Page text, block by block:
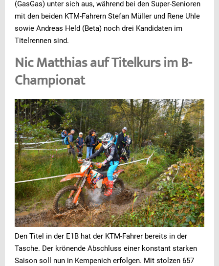
(GasGas) unter sich aus, während bei den Super-Senioren
mit den beiden KTM-Fahrern Stefan Müller und Rene Uhle
sowie Andreas Held (Beta) noch drei Kandidaten im
Titelrennen sind.
Nic Matthias auf Titelkurs im B-
Championat
Den Titel in der E1B hat der KTM-Fahrer bereits in der
Tasche. Der krönende Abschluss einer konstant starken
Saison soll nun in Kempenich erfolgen. Mit stolzen 657